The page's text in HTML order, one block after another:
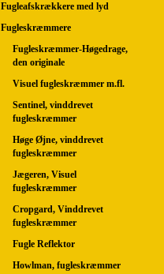
Fugleafskrækkere med lyd
Fugleskræmmere
Fugleskræmmer-Høgedrage,
den originale
Visuel fugleskræmmer m.fl.
Sentinel, vinddrevet
fugleskræmmer
Høge Øjne, vinddrevet
fugleskræmmer
Jægeren, Visuel
fugleskræmmer
Cropgard, Vinddrevet
fugleskræmmer
Fugle Reflektor
Howlman, fugleskræmmer